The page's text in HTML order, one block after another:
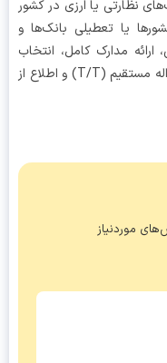
یا ارزی در کشور
تعطیلی بانک‌ها و
مدارک کامل، انتخاب
روش سریع‌تر مانند حواله ارزی آنلاین یا حواله مستقیم (T/T) و اطلاع از